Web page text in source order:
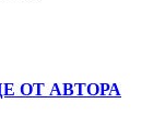
ОТ АВТОРА